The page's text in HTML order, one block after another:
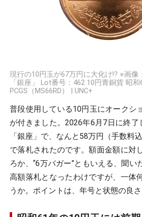
現行の10円玉が67万円に大化け!? ※画像
「銀座」 Lot番号：462 10円青銅貨 昭
PCGS（MS66RD） | UNC+
普段使用している10円玉にオークシ
が付きました。2026年6月7日に終
「銀座」で、なんと58万円（手数料
で落札されたのです。額面金額に対
ろか、“6万バガー”ともいえる、聞い
高額落札となったわけですが、一体
うか。ポイントは、年号と状態の良さ